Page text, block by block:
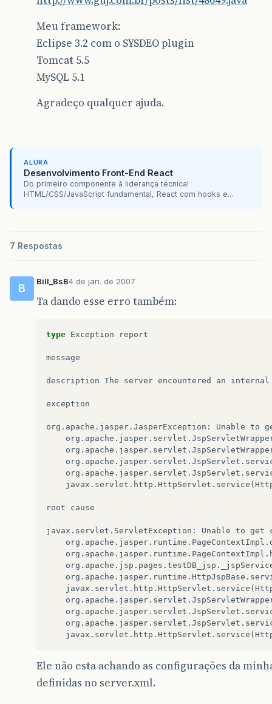
<taglib-uri>http://java.sun.com/jsp/
</taglib>
<taglib>
<taglib-uri>
<taglib-location>
</taglib>
<resource-ref>
</resource-ref>
</web-app>
Meu framework:
Eclipse 3.2 com o SYSDEO plugin
Tomcat 5.5
MySQL 5.1
Agradeço qualquer ajuda.
ALURA
Desenvolvimento Front-End React
Do primeiro componente à liderança técnica!
HTML/CSS/JavaScript fundamental, React com hooks e...
7 Respostas
B
Bill_BsB4 de jan. de 2007
Ta dando esse erro também:
type Exception report
message
description The server encountered an internal
exception
org . apache . jasper . JasperException : Unable to
org . apache . jasper . servlet .
org . apache . jasper . servlet .
org . apache . jasper . servlet . JspServlet .
org . apache . jasper . servlet . JspServlet .
javax . servlet . http . HttpServlet . service (
root cause
javax . servlet . ServletException : Unable to get
org . apache . jasper . runtime . PageContextImpl .
org . apache . jasper . runtime . PageContextImpl .
org . apache . jsp . pages . testDB_jsp .
org . apache . jasper . runtime . HttpJspBase .
javax . servlet . http . HttpServlet . service (
org . apache . jasper . servlet .
org . apache . jasper . servlet . JspServlet .
org . apache . jasper . servlet . JspServlet .
javax . servlet . http . HttpServlet . service (
Ele não esta achando as configurações da
definidas no server.xml.